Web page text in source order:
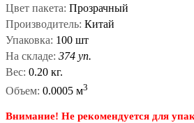
Цвет пакета: Прозрачный
Производитель: Китай
Упаковка: 100 шт
На складе: 374 уп.
Вес: 0.20 кг.
Объем: 0.0005 м3
Внимание! Не рекомендуется для